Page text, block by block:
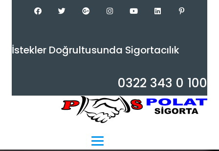
İstekler Doğrultusunda Sigortacılık
0322 3 3 0 100